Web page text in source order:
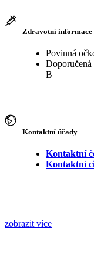
Zdravotní informace
Povinná
B
Kontaktní úřady
Kontaktní
Kontaktní
zobrazit více